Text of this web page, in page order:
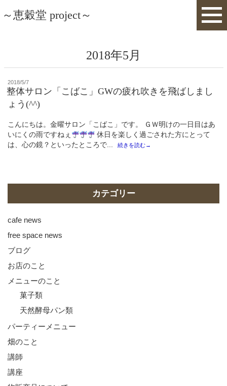
～恵穀堂 project～
2018年5月
投
稿
日:
2018/5/7
整体サロン「こばこ」GWの疲れ吹きを飛ばしまし
ょう(^^)
こんにちは。金曜サロン「こばこ」です。 ＧＷ明けの一日目はあ
いにくの雨ですねぇ
休日を楽しく過ごされた方にとって
は、心の鏡？といったところで...
続きを読む→
カテゴリー
cafe news
free space news
ブログ
お店のこと
メニューのこと
菓子類
天然酵母パン類
パーティーメニュー
畑のこと
講師
講座